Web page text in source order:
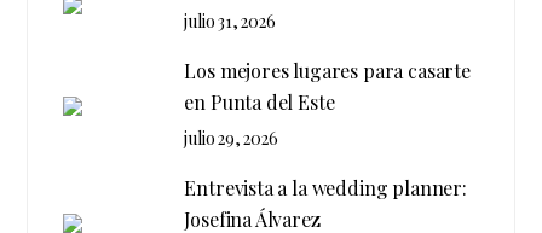
julio 31, 2026
Los mejores lugares para casarte
en Punta del Este
julio 29, 2026
Entrevista a la wedding planner:
Josefina Álvarez